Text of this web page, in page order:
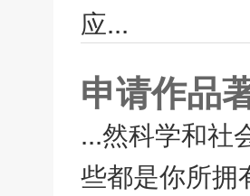
应...
申请作品
...然科学和社
些都是你所拥